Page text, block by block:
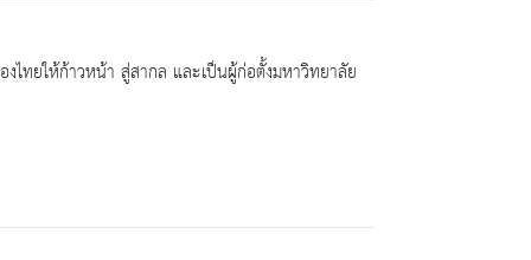
ไทยให้ก้าวหน้า สู่สากล และเป็นผู้ก่อตั้งมหาวิทยาลัย